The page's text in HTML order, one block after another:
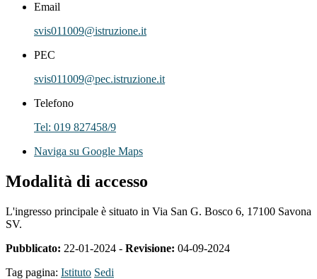
Email
svis011009@istruzione.it
PEC
svis011009@pec.istruzione.it
Telefono
Tel: 019 827458/9
Naviga su Google Maps
Modalità di accesso
L'ingresso principale è situato in Via San G. Bosco 6, 17100 Savona
SV.
Pubblicato: 22-01-2024 - Revisione: 04-09-2024
Tag pagina: Istituto Sedi